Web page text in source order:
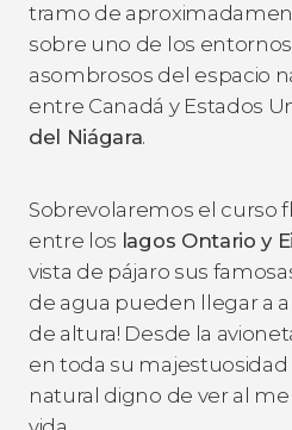
tramo de
sobre uno de los
asombrosos del espacio
entre Canadá y Estados
del Niágara.
Sobrevolaremos el curso
entre los lagos Ontario y
vista de pájaro sus
de agua pueden llegar a
de altura! Desde la
en toda su
natural digno de ver al